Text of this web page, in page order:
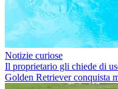
Notizie curiose
Il proprietario gli chiede di
Golden Retriever conquista